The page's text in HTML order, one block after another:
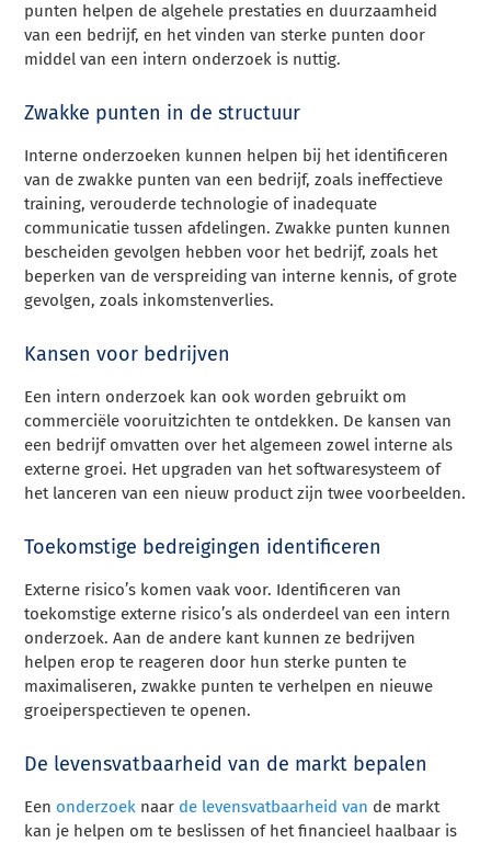
punten helpen de algehele prestaties en duurzaamheid
van een bedrijf, en het vinden van sterke punten door
middel van een intern onderzoek is nuttig.
Zwakke punten in de structuur
Interne onderzoeken kunnen helpen bij het identificeren
van de zwakke punten van een bedrijf, zoals ineffectieve
training, verouderde technologie of inadequate
communicatie tussen afdelingen. Zwakke punten kunnen
bescheiden gevolgen hebben voor het bedrijf, zoals het
beperken van de verspreiding van interne kennis, of grote
gevolgen, zoals inkomstenverlies.
Kansen voor bedrijven
Een intern onderzoek kan ook worden gebruikt om
commerciële vooruitzichten te ontdekken. De kansen van
een bedrijf omvatten over het algemeen zowel interne als
externe groei. Het upgraden van het softwaresysteem of
het lanceren van een nieuw product zijn twee voorbeelden.
Toekomstige bedreigingen identificeren
Externe risico’s komen vaak voor. Identificeren van
toekomstige externe risico’s als onderdeel van een intern
onderzoek. Aan de andere kant kunnen ze bedrijven
helpen erop te reageren door hun sterke punten te
maximaliseren, zwakke punten te verhelpen en nieuwe
groeiperspectieven te openen.
De levensvatbaarheid van de markt bepalen
Een onderzoek naar de levensvatbaarheid van de markt
kan je helpen om te beslissen of het financieel haalbaar is